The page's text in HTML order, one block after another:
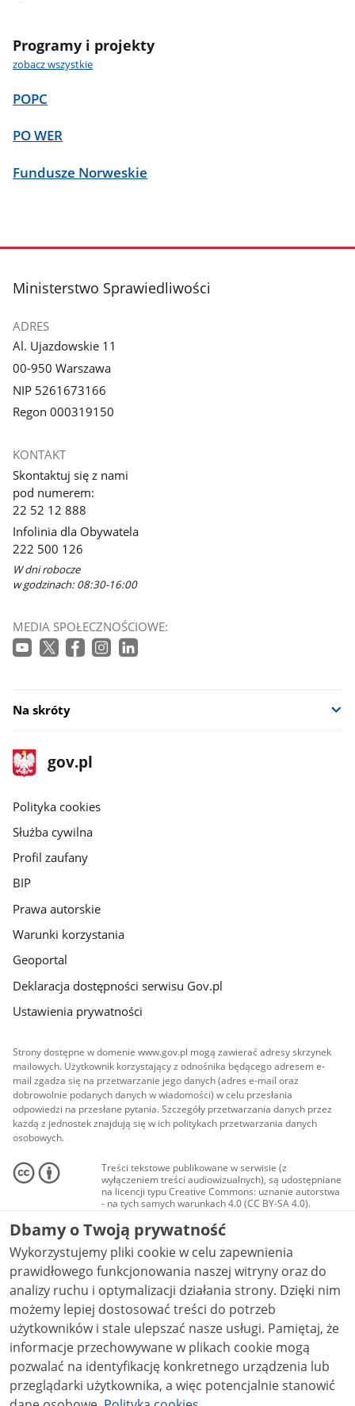
Programy i projekty
zobacz wszystkie
POPC
PO WER
Fundusze Norweskie
stopka
Ministerstwo Sprawiedliwości
ADRES
Al. Ujazdowskie 11
00-950 Warszawa
NIP 5261673166
Regon 000319150
KONTAKT
Skontaktuj się z nami
pod numerem:
22 52 12 888
Infolinia dla Obywatela
222 500 126
W dni robocze
w godzinach: 08:30-16:00
MEDIA SPOŁECZNOŚCIOWE:
Na skróty
stopka
gov.pl
Strona
gov.pl
gov.pl
Polityka cookies
Służba cywilna
Profil zaufany
BIP
Prawa autorskie
Warunki korzystania
Geoportal
Deklaracja dostępności serwisu Gov.pl
Ustawienia prywatności
Strony dostępne w domenie www.gov.pl mogą zawierać adresy skrzynek
mailowych. Użytkownik korzystający z odnośnika będącego adresem e-
mail zgadza się na przetwarzanie jego danych (adres e-mail oraz
dobrowolnie podanych danych w wiadomości) w celu przesłania
odpowiedzi na przesłane pytania. Szczegóły przetwarzania danych przez
każdą z jednostek znajdują się w ich politykach przetwarzania danych
osobowych.
Treści tekstowe publikowane w serwisie (z
wyłączeniem treści audiowizualnych), są udostępniane
na licencji typu Creative Commons: uznanie autorstwa
- na tych samych warunkach 4.0 (CC BY-SA 4.0).
Materiały audiowizualne, w tym zdjęcia, materiały
audio i wideo, są udostępniane na licencji typu
Creative Commons: uznanie autorstwa użycie
niekomercyjne - bez utworów zależnych 4.0 (CC BY-
NC-ND 4.0), o ile nie jest to stwierdzone inaczej.
Dbamy o Twoją prywatność
Wykorzystujemy pliki cookie w celu zapewnienia
prawidłowego funkcjonowania naszej witryny oraz do
analizy ruchu i optymalizacji działania strony. Dzięki nim
możemy lepiej dostosować treści do potrzeb
użytkowników i stale ulepszać nasze usługi. Pamiętaj, że
informacje przechowywane w plikach cookie mogą
pozwalać na identyfikację konkretnego urządzenia lub
przeglądarki użytkownika, a więc potencjalnie stanowić